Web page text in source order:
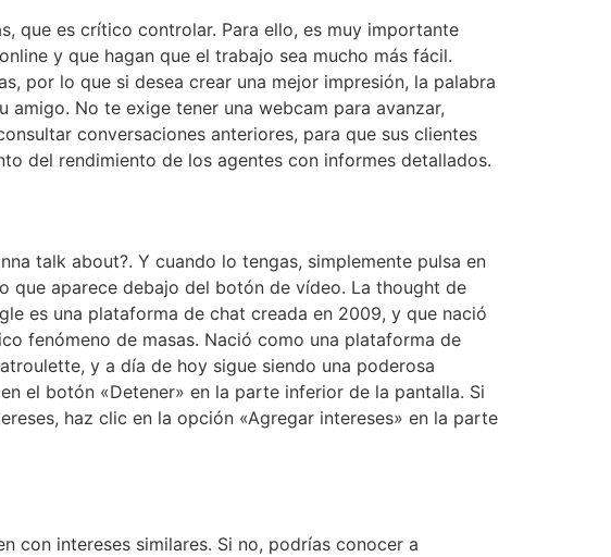
que es crítico controlar. Para ello, es muy importante
y que hagan que el trabajo sea mucho más fácil.
por lo que si desea crear una mejor impresión, la palabra
No te exige tener una webcam para avanzar,
conversaciones anteriores, para que sus clientes
del rendimiento de los agentes con informes detallados.
talk about?. Y cuando lo tengas, simplemente pulsa en
que aparece debajo del botón de vídeo. La thought de
es una plataforma de chat creada en 2009, y que nació
fenómeno de masas. Nació como una plataforma de
y a día de hoy sigue siendo una poderosa
el botón «Detener» en la parte inferior de la pantalla. Si
haz clic en la opción «Agregar intereses» en la parte
con intereses similares. Si no, podrías conocer a